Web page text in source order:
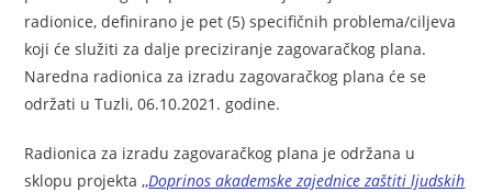
radionice, definirano je pet (5) specifičnih problema/ciljeva
koji će služiti za dalje preciziranje zagovaračkog plana.
Naredna radionica za izradu zagovaračkog plana će se
održati u Tuzli, 06.10.2021. godine.
Radionica za izradu zagovaračkog plana je održana u
sklopu projekta ,,Doprinos akademske zajednice zaštiti ljudskih